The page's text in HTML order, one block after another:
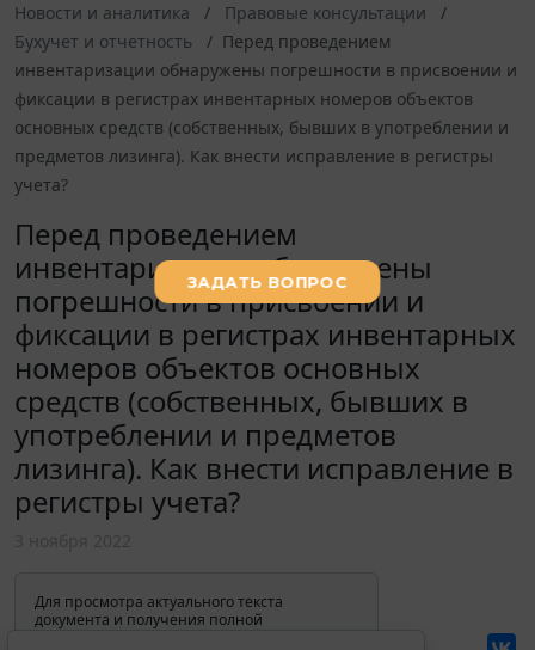
Новости и аналитика
Правовые консультации
Бухучет и отчетность
Перед проведением
инвентаризации обнаружены погрешности в присвоении и
фиксации в регистрах инвентарных номеров объектов
основных средств (собственных, бывших в употреблении и
предметов лизинга). Как внести исправление в регистры
учета?
Перед проведением
инвентаризации обнаружены
погрешности в присвоении и
фиксации в регистрах инвентарных
номеров объектов основных
средств (собственных, бывших в
употреблении и предметов
лизинга). Как внести исправление в
регистры учета?
Для просмотра актуального текста
документа и получения полной